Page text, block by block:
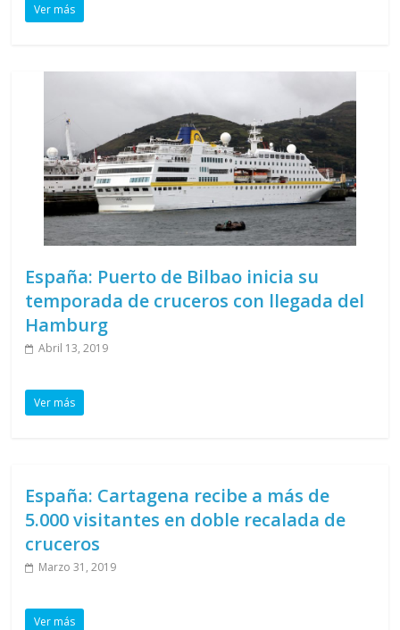
Ver más
España: Puerto de Bilbao inicia su
temporada de cruceros con llegada del
Hamburg
Abril 13, 2019
Ver más
España: Cartagena recibe a más de
5.000 visitantes en doble recalada de
cruceros
Marzo 31, 2019
Ver más